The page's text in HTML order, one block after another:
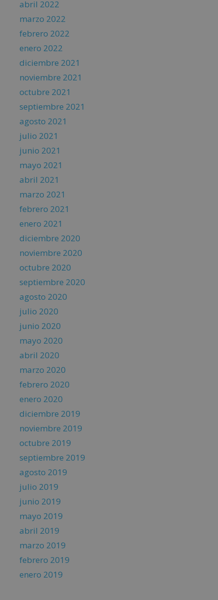
abril 2022
marzo 2022
febrero 2022
enero 2022
diciembre 2021
noviembre 2021
octubre 2021
septiembre 2021
agosto 2021
julio 2021
junio 2021
mayo 2021
abril 2021
marzo 2021
febrero 2021
enero 2021
diciembre 2020
noviembre 2020
octubre 2020
septiembre 2020
agosto 2020
julio 2020
junio 2020
mayo 2020
abril 2020
marzo 2020
febrero 2020
enero 2020
diciembre 2019
noviembre 2019
octubre 2019
septiembre 2019
agosto 2019
julio 2019
junio 2019
mayo 2019
abril 2019
marzo 2019
febrero 2019
enero 2019